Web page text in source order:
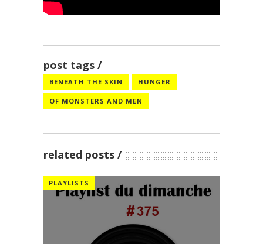
post tags
BENEATH THE SKIN HUNGER
OF MONSTERS AND MEN
related posts
PLAYLISTS